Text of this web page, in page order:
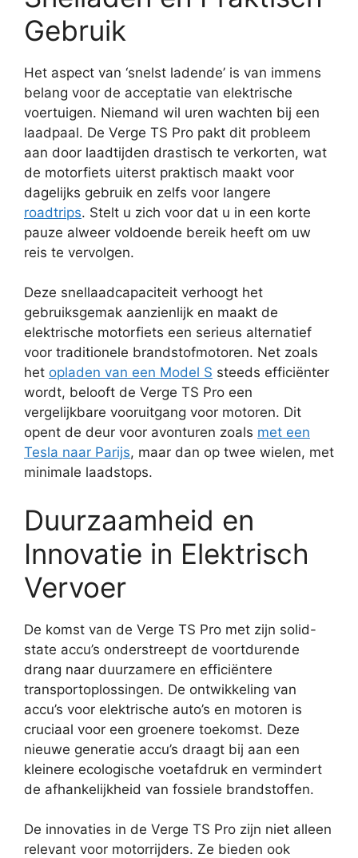
Gebruik
Het aspect van ‘snelst ladende’ is van immens
belang voor de acceptatie van elektrische
voertuigen. Niemand wil uren wachten bij een
laadpaal. De Verge TS Pro pakt dit probleem
aan door laadtijden drastisch te verkorten, wat
de motorfiets uiterst praktisch maakt voor
dagelijks gebruik en zelfs voor langere
roadtrips. Stelt u zich voor dat u in een korte
pauze alweer voldoende bereik heeft om uw
reis te vervolgen.
Deze snellaadcapaciteit verhoogt het
gebruiksgemak aanzienlijk en maakt de
elektrische motorfiets een serieus alternatief
voor traditionele brandstofmotoren. Net zoals
het opladen van een Model S steeds efficiënter
wordt, belooft de Verge TS Pro een
vergelijkbare vooruitgang voor motoren. Dit
opent de deur voor avonturen zoals met een
Tesla naar Parijs, maar dan op twee wielen, met
minimale laadstops.
Duurzaamheid en
Innovatie in Elektrisch
Vervoer
De komst van de Verge TS Pro met zijn solid-
state accu’s onderstreept de voortdurende
drang naar duurzamere en efficiëntere
transportoplossingen. De ontwikkeling van
accu’s voor elektrische auto’s en motoren is
cruciaal voor een groenere toekomst. Deze
nieuwe generatie accu’s draagt bij aan een
kleinere ecologische voetafdruk en vermindert
de afhankelijkheid van fossiele brandstoffen.
De innovaties in de Verge TS Pro zijn niet alleen
relevant voor motorrijders. Ze bieden ook